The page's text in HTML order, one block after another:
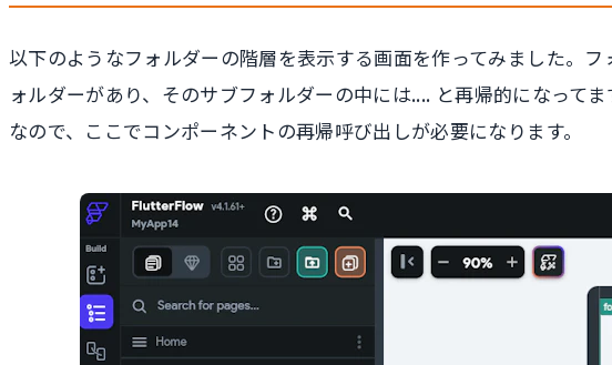
以下のようなフォルダーの階層を表示する画面を作ってみました。
ォルダーがあり、そのサブフォルダーの中には.... と再帰的になってま
なので、ここでコンポーネントの再帰呼び出しが必要になります。